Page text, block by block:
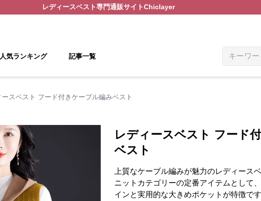
レディースベスト専門通販サイトChiclayer
気ランキング 記事一覧
ースベスト フード付きケーブル編みベスト
レディースベスト フード
ベスト
上質なケーブル編みが魅力のレディースベ
ニットカテゴリーの定番アイテムとして
インと実用的な大きめポケットが特徴です